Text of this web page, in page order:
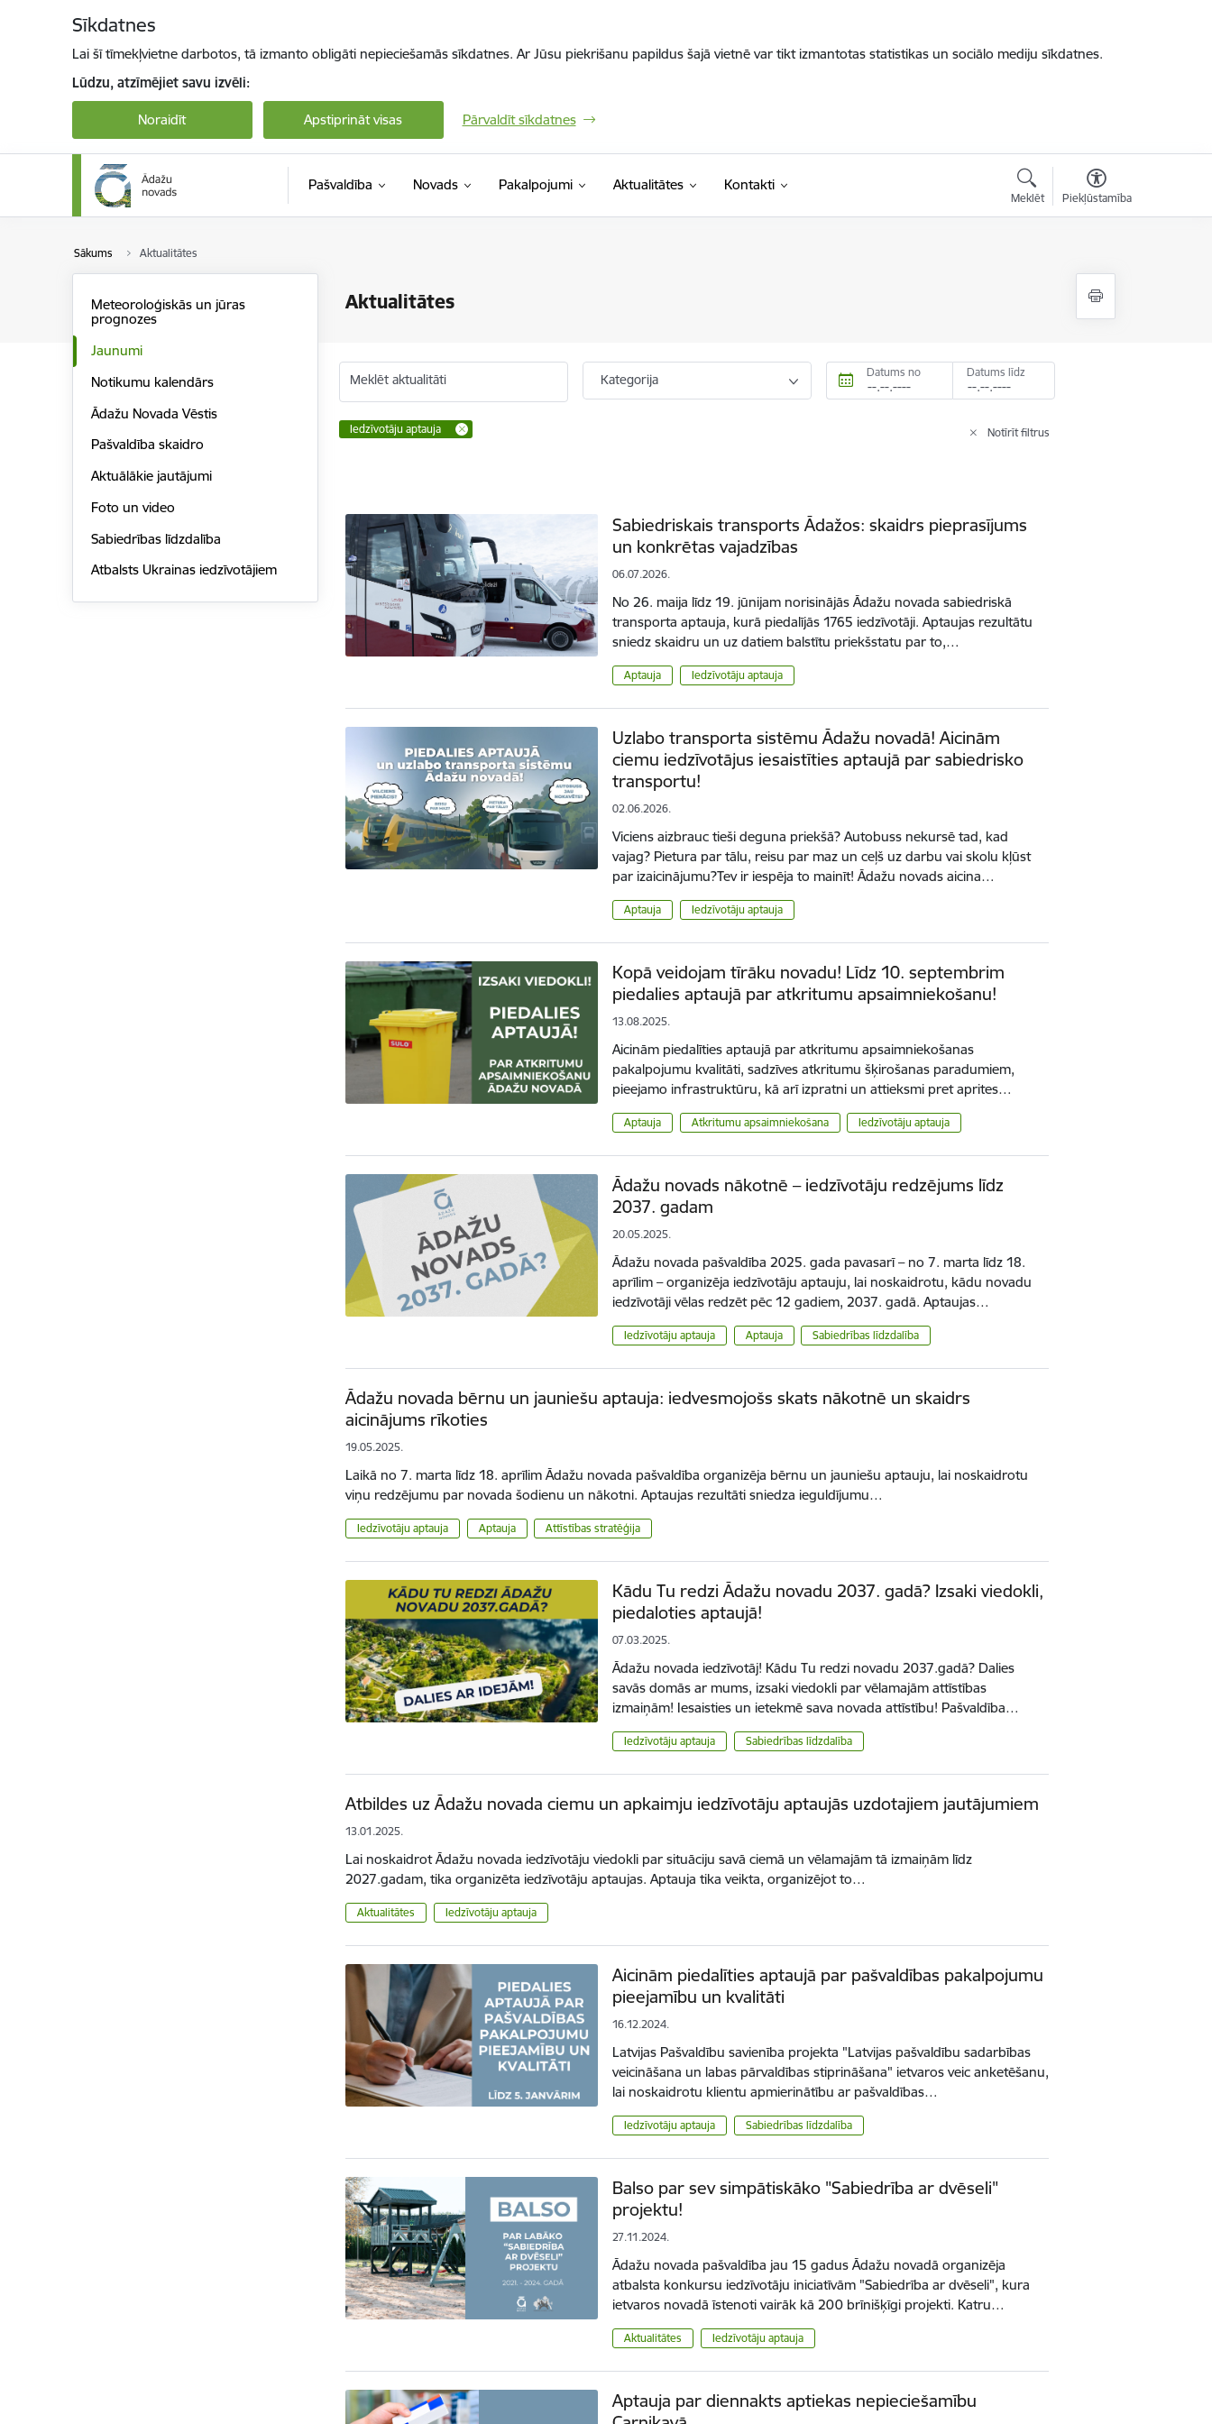
Sīkdatnes
Lai šī tīmekļvietne darbotos, tā izmanto obligāti nepieciešamās sīkdatnes. Ar Jūsu piekrišanu papildus šajā vietnē var tikt izmantotas statistikas un sociālo mediju sīkdatnes.
Lūdzu, atzīmējiet savu izvēli:
Noraidīt Apstiprināt visas Pārvaldīt sīkdatnes
Pašvaldība Novads Pakalpojumi Aktualitātes Kontakti
Meklēt Piekļūstamība
Sākums Aktualitātes
Aktualitātes
Meteoroloģiskās un jūras
prognozes
Jaunumi
Notikumu kalendārs
Ādažu Novada Vēstis
Pašvaldība skaidro
Aktuālākie jautājumi
Foto un video
Sabiedrības līdzdalība
Atbalsts Ukrainas iedzīvotājiem
Meklēt aktualitāti Kategorija Datums no Datums līdz
Iedzīvotāju aptauja Notīrīt filtrus
Sabiedriskais transports Ādažos: skaidrs pieprasījums
un konkrētas vajadzības
06.07.2026.
No 26. maija līdz 19. jūnijam norisinājās Ādažu novada sabiedriskā
transporta aptauja, kurā piedalījās 1765 iedzīvotāji. Aptaujas rezultātu
sniedz skaidru un uz datiem balstītu priekšstatu par to,…
Aptauja Iedzīvotāju aptauja
Uzlabo transporta sistēmu Ādažu novadā! Aicinām
ciemu iedzīvotājus iesaistīties aptaujā par sabiedrisko
transportu!
02.06.2026.
Viciens aizbrauc tieši deguna priekšā? Autobuss nekursē tad, kad
vajag? Pietura par tālu, reisu par maz un ceļš uz darbu vai skolu kļūst
par izaicinājumu?Tev ir iespēja to mainīt! Ādažu novads aicina…
Aptauja Iedzīvotāju aptauja
Kopā veidojam tīrāku novadu! Līdz 10. septembrim
piedalies aptaujā par atkritumu apsaimniekošanu!
13.08.2025.
Aicinām piedalīties aptaujā par atkritumu apsaimniekošanas
pakalpojumu kvalitāti, sadzīves atkritumu šķirošanas paradumiem,
pieejamo infrastruktūru, kā arī izpratni un attieksmi pret aprites…
Aptauja Atkritumu apsaimniekošana Iedzīvotāju aptauja
Ādažu novads nākotnē – iedzīvotāju redzējums līdz
2037. gadam
20.05.2025.
Ādažu novada pašvaldība 2025. gada pavasarī – no 7. marta līdz 18.
aprīlim – organizēja iedzīvotāju aptauju, lai noskaidrotu, kādu novadu
iedzīvotāji vēlas redzēt pēc 12 gadiem, 2037. gadā. Aptaujas…
Iedzīvotāju aptauja Aptauja Sabiedrības līdzdalība
Ādažu novada bērnu un jauniešu aptauja: iedvesmojošs skats nākotnē un skaidrs
aicinājums rīkoties
19.05.2025.
Laikā no 7. marta līdz 18. aprīlim Ādažu novada pašvaldība organizēja bērnu un jauniešu aptauju, lai noskaidrotu
viņu redzējumu par novada šodienu un nākotni. Aptaujas rezultāti sniedza ieguldījumu…
Iedzīvotāju aptauja Aptauja Attīstības stratēģija
Kādu Tu redzi Ādažu novadu 2037. gadā? Izsaki viedokli,
piedaloties aptaujā!
07.03.2025.
Ādažu novada iedzīvotāj! Kādu Tu redzi novadu 2037.gadā? Dalies
savās domās ar mums, izsaki viedokli par vēlamajām attīstības
izmaiņām! Iesaisties un ietekmē sava novada attīstību! Pašvaldība…
Iedzīvotāju aptauja Sabiedrības līdzdalība
Atbildes uz Ādažu novada ciemu un apkaimju iedzīvotāju aptaujās uzdotajiem jautājumiem
13.01.2025.
Lai noskaidrot Ādažu novada iedzīvotāju viedokli par situāciju savā ciemā un vēlamajām tā izmaiņām līdz
2027.gadam, tika organizēta iedzīvotāju aptaujas. Aptauja tika veikta, organizējot to…
Aktualitātes Iedzīvotāju aptauja
Aicinām piedalīties aptaujā par pašvaldības pakalpojumu
pieejamību un kvalitāti
16.12.2024.
Latvijas Pašvaldību savienība projekta "Latvijas pašvaldību sadarbības
veicināšana un labas pārvaldības stiprināšana" ietvaros veic anketēšanu,
lai noskaidrotu klientu apmierinātību ar pašvaldības…
Iedzīvotāju aptauja Sabiedrības līdzdalība
Balso par sev simpātiskāko "Sabiedrība ar dvēseli"
projektu!
27.11.2024.
Ādažu novada pašvaldība jau 15 gadus Ādažu novadā organizēja
atbalsta konkursu iedzīvotāju iniciatīvām "Sabiedrība ar dvēseli", kura
ietvaros novadā īstenoti vairāk kā 200 brīnišķīgi projekti. Katru…
Aktualitātes Iedzīvotāju aptauja
Aptauja par diennakts aptiekas nepieciešamību